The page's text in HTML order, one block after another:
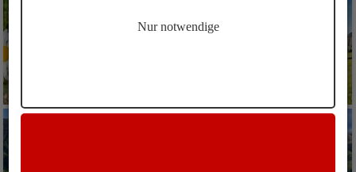
Nur notwendige